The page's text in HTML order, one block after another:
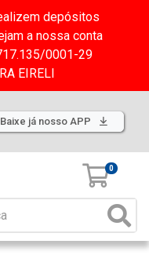
depósitos
a nossa conta
0001-29
EIRELI
Baixe já nosso APP
0